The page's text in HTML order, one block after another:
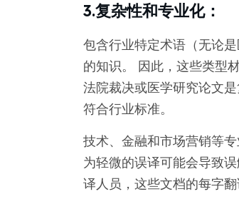
3.复杂性和专业化：
包含行业特定术语（无论
的知识。 因此，这些类型
法院裁决或医学研究论文
符合行业标准。
技术、金融和市场营销等
为轻微的误译可能会导致
译人员，这些文档的每字翻